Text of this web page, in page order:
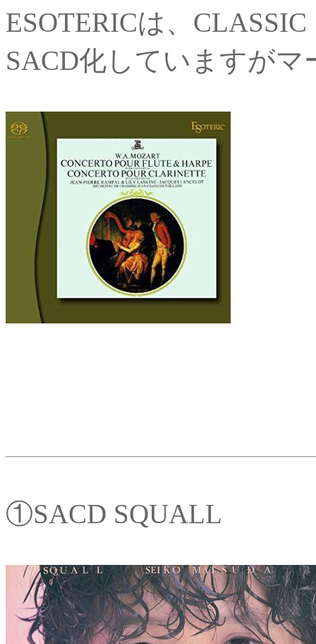
ESOTERICは、
SACD化していますが
①SACD SQUALL